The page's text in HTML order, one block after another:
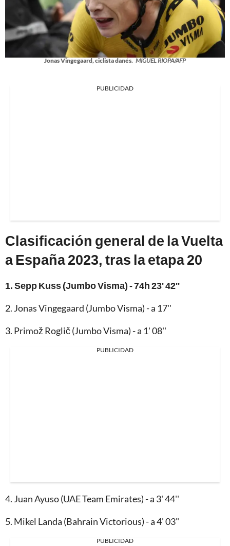
Jonas Vingegaard, ciclista danés. MIGUEL RIOPA/AFP
PUBLICIDAD
Clasificación general de la Vuelta
a España 2023, tras la etapa 20
1. Sepp Kuss (Jumbo Visma) - 74h 23' 42''
2. Jonas Vingegaard (Jumbo Visma) - a 17''
3. Primož Roglič (Jumbo Visma) - a 1' 08''
PUBLICIDAD
4. Juan Ayuso (UAE Team Emirates) - a 3' 44''
5. Mikel Landa (Bahrain Victorious) - a 4' 03"
PUBLICIDAD